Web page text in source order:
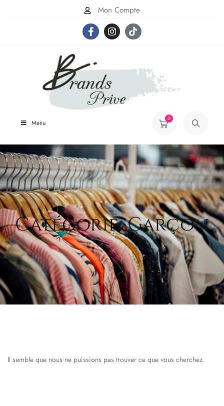
Mon Compte
Menu
0
Catégorie: Garçon
Il semble que nous ne puissions pas trouver ce que vous cherchez.